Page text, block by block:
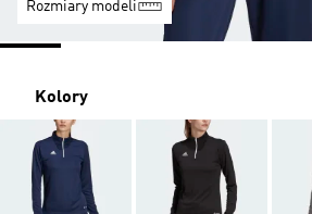
Rozmiary modeli
Kolory